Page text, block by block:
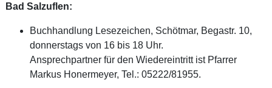
Bad Salzuflen:
Buchhandlung Lesezeichen, Schötmar, Begastr. 10,
donnerstags von 16 bis 18 Uhr.
Ansprechpartner für den Wiedereintritt ist Pfarrer
Markus Honermeyer, Tel.: 05222/81955.